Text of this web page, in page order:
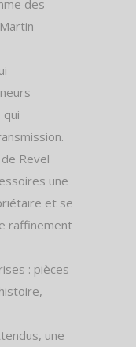
des
qui
Revel
une
et se
raffinement
: pièces
une